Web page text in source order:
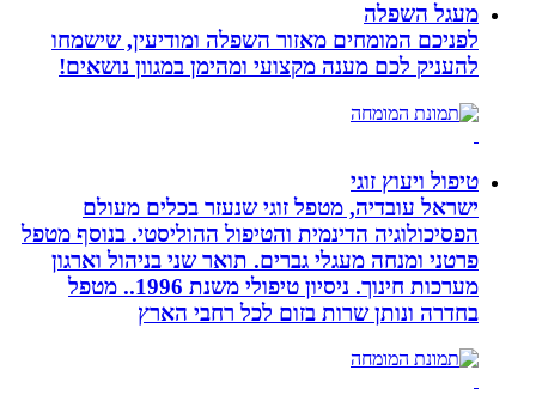
מעגל השפלה
לפניכם המומחים מאזור השפלה ומודיעין, שישמחו
להעניק לכם מענה מקצועי ומהימן במגוון נושאים!
טיפול ויעוץ זוגי
ישראל עובדיה, מטפל זוגי שנעזר בכלים מעולם
הפסיכולוגיה הדינמית והטיפול ההוליסטי. בנוסף מטפל
פרטני ומנחה מעגלי גברים. תואר שני בניהול וארגון
מערכות חינוך. ניסיון טיפולי משנת 1996.. מטפל
בחדרה ונותן שרות בזום לכל רחבי הארץ